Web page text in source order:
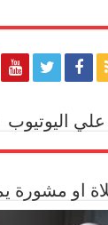
علي اليوتيوب
او مشورة